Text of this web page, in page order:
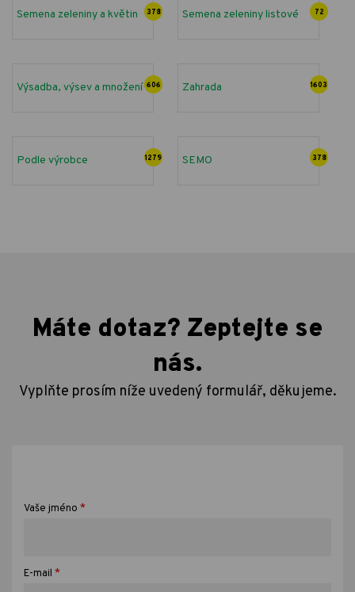
Semena zeleniny a květin 378 Semena zeleniny listové 72
Výsadba, výsev a množení 606 Zahrada 1603
Podle výrobce 1279 SEMO 378
Máte dotaz? Zeptejte se
nás.
Vyplňte prosím níže uvedený formulář, děkujeme.
Vaše jméno *
E-mail *